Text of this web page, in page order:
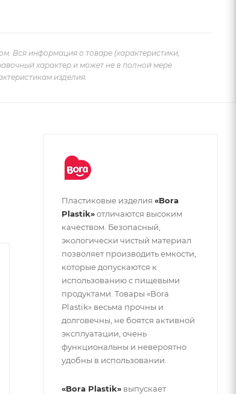
Вся информация о товаре (характеристики,
характер и может не в полной мере
изделия.
Пластиковые изделия «Bora
Plastik»отличаются высоким
качеством. Безопасный,
экологически чистый материал
позволяет производить емкости,
которые допускаются к
использованию с пищевыми
продуктами. Товары «Bora
Plastik» весьма прочны и
долговечны, не боятся активной
эксплуатации, очень
функциональны и невероятно
удобны в использовании.
«Bora Plastik» выпускает